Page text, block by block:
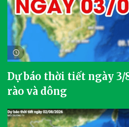
Dự báo thời tiết ngày 3/
rào và dông